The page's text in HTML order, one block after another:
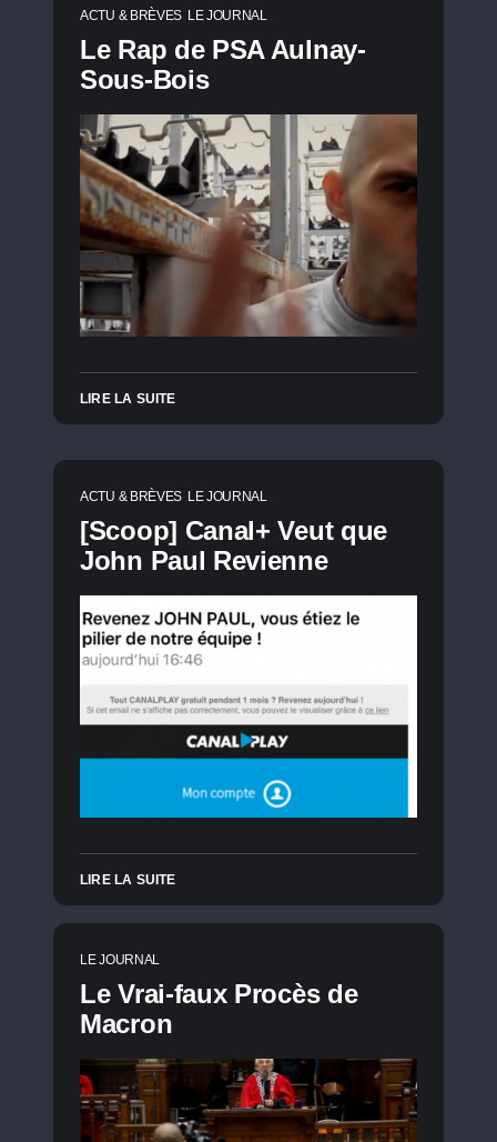
ACTU & BRÈVES LE JOURNAL
Le Rap de PSA Aulnay-
Sous-Bois
LIRE LA SUITE
ACTU & BRÈVES LE JOURNAL
[Scoop] Canal+ Veut que
John Paul Revienne
LIRE LA SUITE
LE JOURNAL
Le Vrai-faux Procès de
Macron